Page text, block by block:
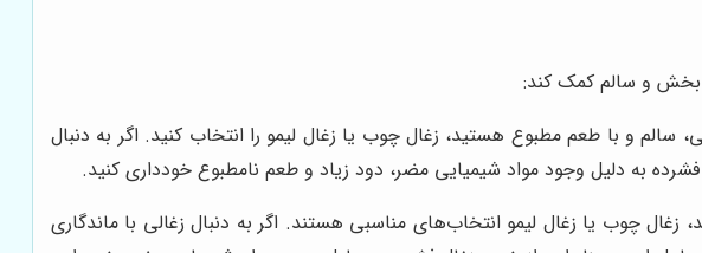
و سالم کمک کند:
سالم و با طعم مطبوع هستید، زغال چوب یا زغال لیمو را انتخاب کنید. اگر به دنبال
فشرده به دلیل وجود مواد شیمیایی مضر، دود زیاد و طعم نامطبوع خودداری کنید.
چوب یا زغال لیمو انتخاب‌های مناسبی هستند. اگر به دنبال زغالی با ماندگاری